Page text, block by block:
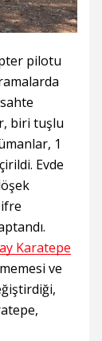
pilotu
biri tuşlu
1
Evde
Karatepe
ve